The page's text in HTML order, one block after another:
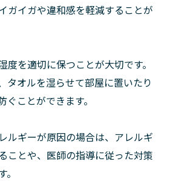
ガイガや違和感を軽減することが
度を適切に保つことが大切です。
タオルを湿らせて部屋に置いたり
ことができます。
ルギーが原因の場合は、アレルギ
ことや、医師の指導に従った対策